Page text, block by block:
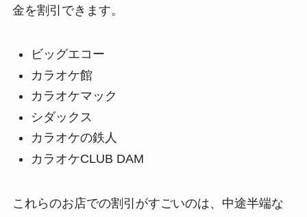
金を割引できます。
ビッグエコー
カラオケ館
カラオケマック
シダックス
カラオケの鉄人
カラオケCLUB DAM
これらのお店での割引がすごいのは、中途半端な